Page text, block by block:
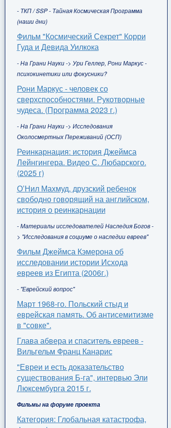
- ТКП / SSP - Тайная Космическая Программа
(наши дни)
Фильм "Космический Секрет" Корри
Гуда и Девида Уилкока
- На Грани Науки -> Ури Геллер, Рони Маркус -
психокинетики или фокусники?
Рони Маркус - человек со
сверхспособностями. Рукотворные
чудеса. (Программа 2023 г.)
- На Грани Науки -> Исследования
Околосмертных Переживаний (ОСП)
Реинкарнация: история Джеймса
Лейнгингера. Видео С. Любарского.
(2025 г)
О’Нил Махмуд, друзский ребенок
свободно говорящий на английском,
история о реинкарнации
- Материалы исследователей Наследия Богов -
> "Исследования в социуме о наследии евреев"
Фильм Джеймса Кэмерона об
исследовании истории Исхода
евреев из Египта (2006г.)
- "Еврейский вопрос"
Март 1968-го. Польский стыд и
еврейская память. Об антисемитизме
в "совке".
Глава абвера и спаситель евреев -
Вильгельм Франц Канарис
"Евреи и есть доказательство
существования Б-га", интервью Эли
Люксембурга 2015 г.
Фильмы на форуме проекта
Категория: Глобальная катастрофа,